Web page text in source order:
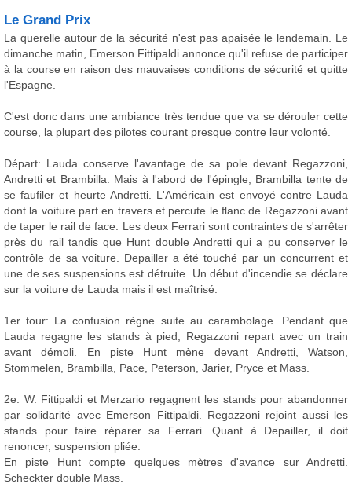
Le Grand Prix
La querelle autour de la sécurité n'est pas apaisée le lendemain. Le
dimanche matin, Emerson Fittipaldi annonce qu'il refuse de participer
à la course en raison des mauvaises conditions de sécurité et quitte
l'Espagne.
C'est donc dans une ambiance très tendue que va se dérouler cette
course, la plupart des pilotes courant presque contre leur volonté.
Départ: Lauda conserve l'avantage de sa pole devant Regazzoni,
Andretti et Brambilla. Mais à l'abord de l'épingle, Brambilla tente de
se faufiler et heurte Andretti. L'Américain est envoyé contre Lauda
dont la voiture part en travers et percute le flanc de Regazzoni avant
de taper le rail de face. Les deux Ferrari sont contraintes de s'arrêter
près du rail tandis que Hunt double Andretti qui a pu conserver le
contrôle de sa voiture. Depailler a été touché par un concurrent et
une de ses suspensions est détruite. Un début d'incendie se déclare
sur la voiture de Lauda mais il est maîtrisé.
1er tour: La confusion règne suite au carambolage. Pendant que
Lauda regagne les stands à pied, Regazzoni repart avec un train
avant démoli. En piste Hunt mène devant Andretti, Watson,
Stommelen, Brambilla, Pace, Peterson, Jarier, Pryce et Mass.
2e: W. Fittipaldi et Merzario regagnent les stands pour abandonner
par solidarité avec Emerson Fittipaldi. Regazzoni rejoint aussi les
stands pour faire réparer sa Ferrari. Quant à Depailler, il doit
renoncer, suspension pliée.
En piste Hunt compte quelques mètres d'avance sur Andretti.
Scheckter double Mass.